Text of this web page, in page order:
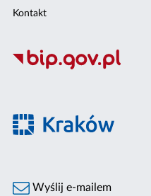
Kontakt
Wyślij e-mailem